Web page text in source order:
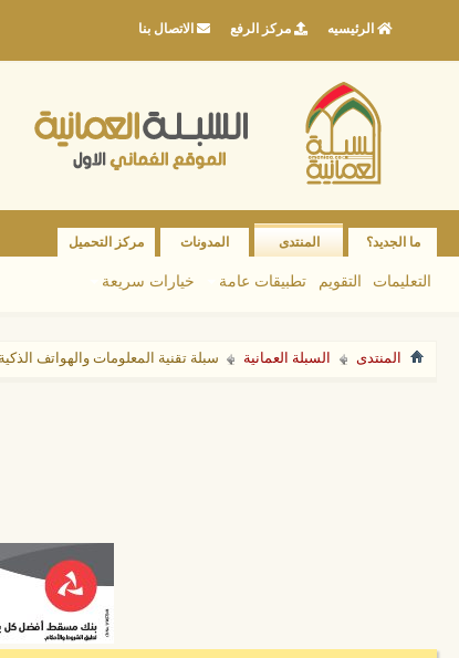
الرئيسيه مركز الرفع الاتصال بنا
ما الجديد؟ المنتدى
التعليمات التقويم تطبيقات عامة خيارات سريعة
المدونات مركز التحميل
المنتدى السبلة العمانية سبلة تقنية المعلومات والهواتف الذكية